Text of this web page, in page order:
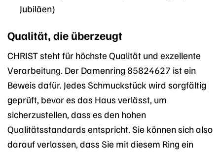
Jubiläen)
Qualität, die überzeugt
CHRIST steht für höchste Qualität und exzellente
Verarbeitung. Der Damenring 85824627 ist ein
Beweis dafür. Jedes Schmuckstück wird sorgfältig
geprüft, bevor es das Haus verlässt, um
sicherzustellen, dass es den hohen
Qualitätsstandards entspricht. Sie können sich also
darauf verlassen, dass Sie mit diesem Ring ein